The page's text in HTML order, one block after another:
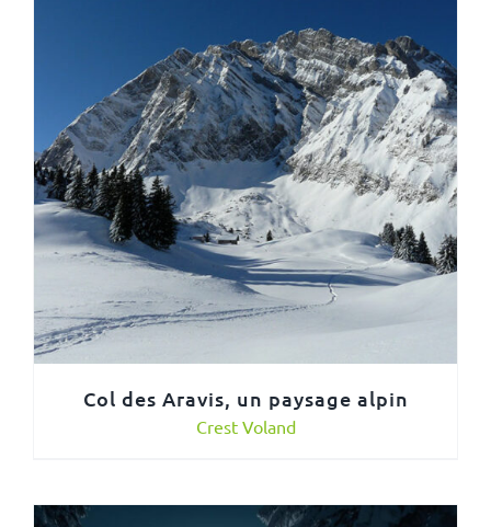
Col des Aravis, un paysage alpin
Crest Voland